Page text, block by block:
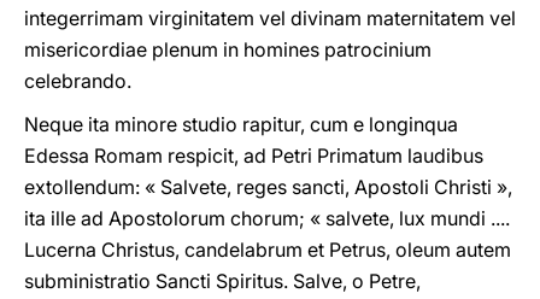
integerrimam virginitatem vel divinam maternitatem vel
misericordiae plenum in homines patrocinium
celebrando.
Neque ita minore studio rapitur, cum e longinqua
Edessa Romam respicit, ad Petri Primatum laudibus
extollendum: « Salvete, reges sancti, Apostoli Christi »,
ita ille ad Apostolorum chorum; « salvete, lux mundi ....
Lucerna Christus, candelabrum et Petrus, oleum autem
subministratio Sancti Spiritus. Salve, o Petre,